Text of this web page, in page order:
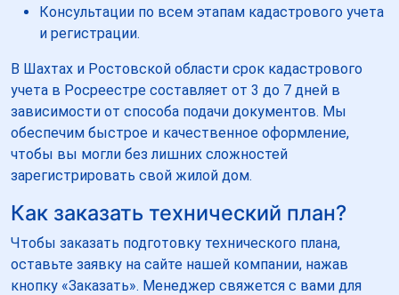
Консультации по всем этапам кадастрового учета
и регистрации.
В Шахтах и Ростовской области срок кадастрового
учета в Росреестре составляет от 3 до 7 дней в
зависимости от способа подачи документов. Мы
обеспечим быстрое и качественное оформление,
чтобы вы могли без лишних сложностей
зарегистрировать свой жилой дом.
Как заказать технический план?
Чтобы заказать подготовку технического плана,
оставьте заявку на сайте нашей компании, нажав
кнопку «Заказать». Менеджер свяжется с вами для